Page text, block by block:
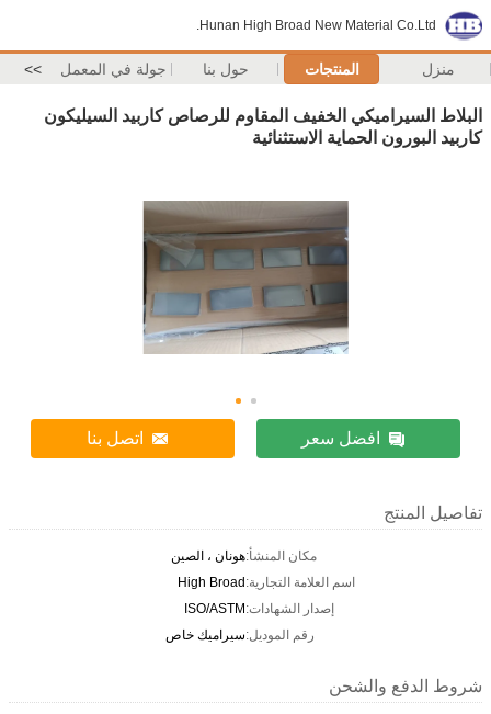
Hunan High Broad New Material Co.Ltd.
منزل المنتجات حول بنا جولة في المعمل >>
البلاط السيراميكي الخفيف المقاوم للرصاص كاربيد السيليكون
كاربيد البورون الحماية الاستثنائية
افضل سعر اتصل بنا
تفاصيل المنتج
مكان المنشأ:هونان ، الصين
اسم العلامة التجارية:High Broad
إصدار الشهادات:ISO/ASTM
رقم الموديل:سيراميك خاص
شروط الدفع والشحن